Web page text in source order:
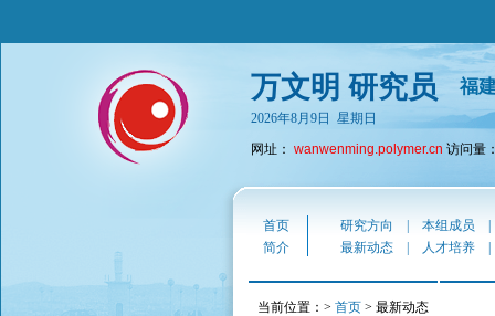
万文明 研究员 福
2026年8月9日 星期日
网址： wanwenming.polymer.cn 访问量
首页 研究方向 本组成员
简介
最新动态 人才培养
当前位置：> 首页 > 最新动态